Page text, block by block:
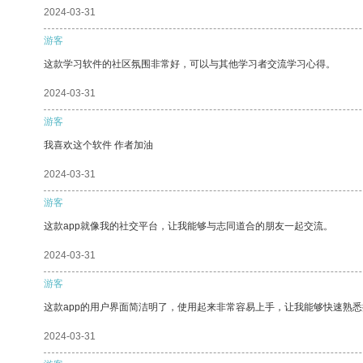
2024-03-31
游客
这款学习软件的社区氛围非常好，可以与其他学习者交流学习心得。
2024-03-31
游客
我喜欢这个软件 作者加油
2024-03-31
游客
这款app就像我的社交平台，让我能够与志同道合的朋友一起交流。
2024-03-31
游客
这款app的用户界面简洁明了，使用起来非常容易上手，让我能够快速熟
2024-03-31